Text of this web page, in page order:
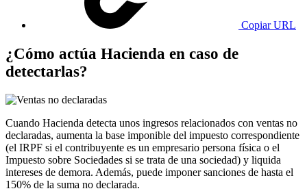
Copiar URL
¿Cómo actúa Hacienda en caso de
detectarlas?
Cuando Hacienda detecta unos ingresos relacionados con ventas no
declaradas, aumenta la base imponible del impuesto correspondiente
(el IRPF si el contribuyente es un empresario persona física o el
Impuesto sobre Sociedades si se trata de una sociedad) y liquida
intereses de demora. Además, puede imponer sanciones de hasta el
150% de la suma no declarada.